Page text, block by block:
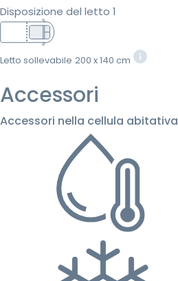
Disposizione del letto 1
Letto sollevabile 200 x 140 cm
Accessori
Accessori nella cellula abitativa